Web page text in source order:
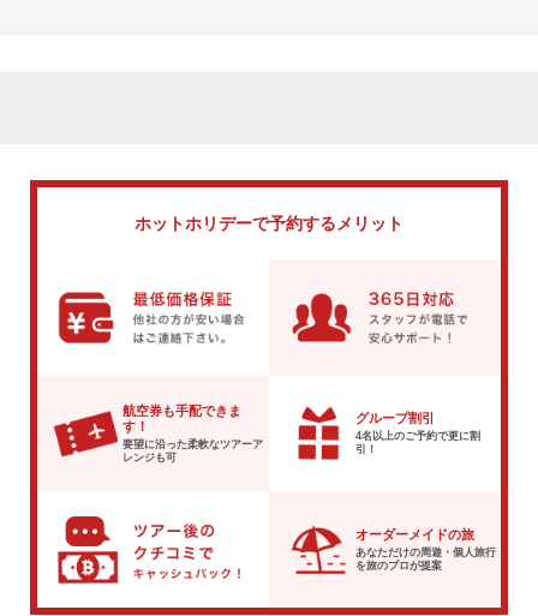
ホットホリデーで予約するメリット
航空券も手配できま
す！
要望に沿った柔軟なツアーア
レンジも可
グループ割引
4名以上のご予約で更に割
引！
オーダーメイドの旅
あなただけの周遊・個人旅行
を旅のプロが提案